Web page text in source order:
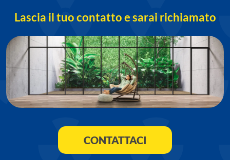
Lascia il tuo contatto e sarai richiamato
CONTATTACI